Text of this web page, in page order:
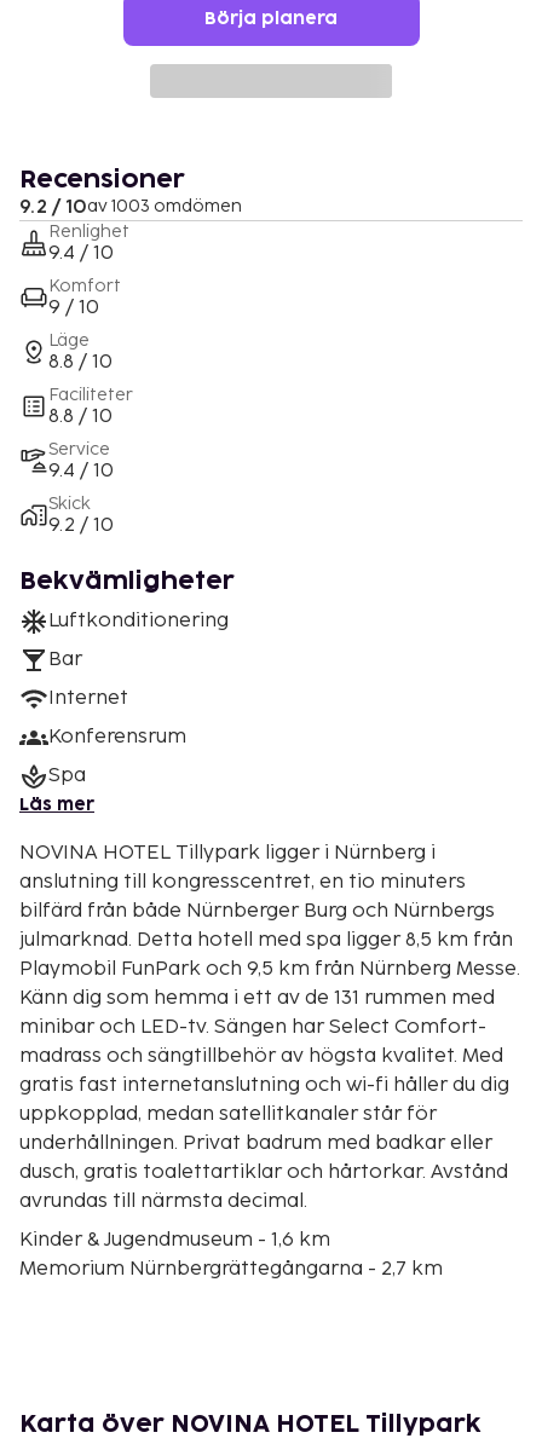
Börja planera
Recensioner
9.2 / 10av 1003 omdömen
Renlighet
9.4 / 10
Komfort
9 / 10
Läge
8.8 / 10
Faciliteter
8.8 / 10
Service
9.4 / 10
Skick
9.2 / 10
Bekvämligheter
Luftkonditionering
Bar
Internet
Konferensrum
Spa
Läs mer
NOVINA HOTEL Tillypark ligger i Nürnberg i
anslutning till kongresscentret, en tio minuters
bilfärd från både Nürnberger Burg och Nürnbergs
julmarknad. Detta hotell med spa ligger 8,5 km från
Playmobil FunPark och 9,5 km från Nürnberg Messe.
Känn dig som hemma i ett av de 131 rummen med
minibar och LED-tv. Sängen har Select Comfort-
madrass och sängtillbehör av högsta kvalitet. Med
gratis fast internetanslutning och wi-fi håller du dig
uppkopplad, medan satellitkanaler står för
underhållningen. Privat badrum med badkar eller
dusch, gratis toalettartiklar och hårtorkar. Avstånd
avrundas till närmsta decimal.
Kinder & Jugendmuseum - 1,6 km
Memorium Nürnbergrättegångarna - 2,7 km
Oper des Staatstheaters - 3,6 km
Karta över NOVINA HOTEL Tillypark